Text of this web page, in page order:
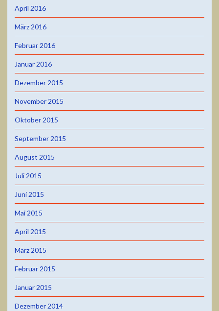
April 2016
März 2016
Februar 2016
Januar 2016
Dezember 2015
November 2015
Oktober 2015
September 2015
August 2015
Juli 2015
Juni 2015
Mai 2015
April 2015
März 2015
Februar 2015
Januar 2015
Dezember 2014